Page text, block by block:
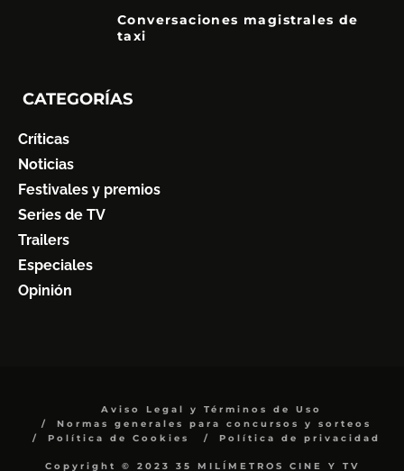
Conversaciones magistrales de
taxi
CATEGORÍAS
Críticas
Noticias
Festivales y premios
Series de TV
Trailers
Especiales
Opinión
Aviso Legal y Términos de Uso
Normas generales para concursos y sorteos
Política de Cookies
Política de privacidad
Copyright © 2023 35 MILÍMETROS CINE Y TV